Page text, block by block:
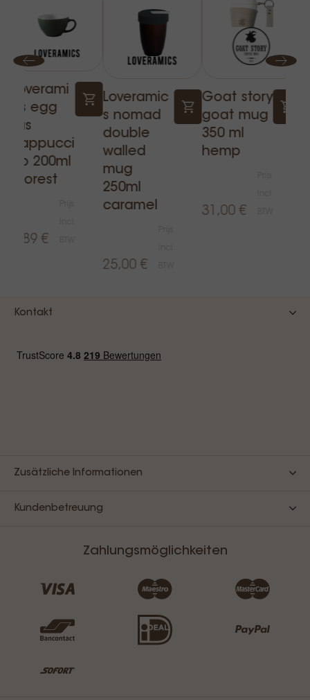
Loverami
cs egg
tas
cappucci
no 200ml
- forest
8,89 €
Loveramic
s nomad
double
walled
mug
250ml
caramel
25,00 €
Goat story
goat mug
350 ml
hemp
31,00 €
Kontakt
Zusätzliche Informationen
Kundenbetreuung
Zahlungsmöglichkeiten